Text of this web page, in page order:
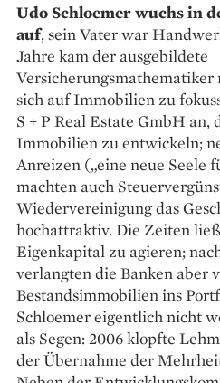
Udo Schloemer wuchs in
auf, sein Vater war
Jahre kam der ausgebildete
sich auf Immobilien zu
S + P Real Estate GmbH an,
Immobilien zu entwickeln;
Anreizen („eine neue Seele
machten auch
Wiedervereinigung das
hochattraktiv. Die Zeiten
Eigenkapital zu agieren;
verlangten die Banken aber
Bestandsimmobilien ins
Schloemer eigentlich nicht
als Segen: 2006 klopfte
der Übernahme der